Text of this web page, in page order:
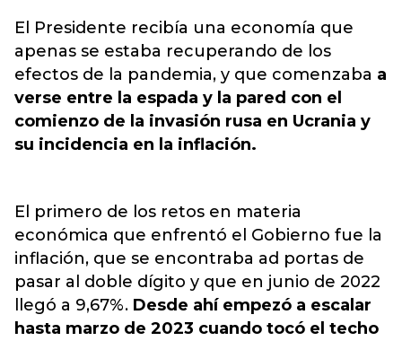
El Presidente recibía una economía que
apenas se estaba recuperando de los
efectos de la pandemia, y que comenzaba a
verse entre la espada y la pared con el
comienzo de la invasión rusa en Ucrania y
su incidencia en la inflación.
El primero de los retos en materia
económica que enfrentó el Gobierno fue la
inflación, que se encontraba ad portas de
pasar al doble dígito y que en junio de 2022
llegó a 9,67%. Desde ahí empezó a escalar
hasta marzo de 2023 cuando tocó el techo